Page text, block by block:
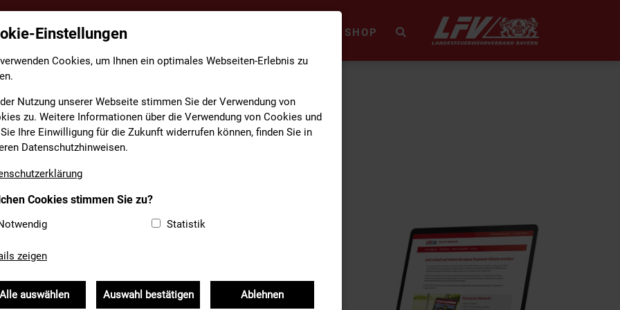
FACHBEREICHE SHOP
Feuerwehr-Website
Feuerwehren
Website-Kit seinen Mitglieds-Feuerwehren die
Homepage mit umfangreichen Funktionen zu
Einstellungen
Cookies, um Ihnen ein optimales Webseiten-Erlebnis zu
Nutzung unserer Webseite stimmen Sie der Verwendung von
zu. Weitere Informationen über die Verwendung von Cookies und
Ihre Einwilligung für die Zukunft widerrufen können, finden Sie in
Datenschutzhinweisen.
Cookies stimmen Sie zu?
Statistik
zeigen
Alle auswählen Auswahl bestätigen Ablehnen